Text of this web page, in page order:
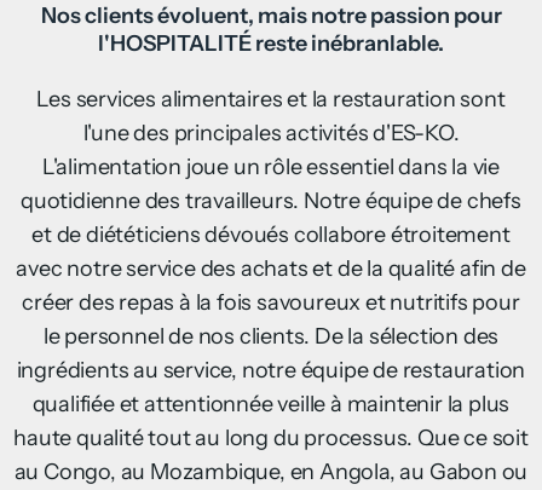
Nos clients évoluent, mais notre passion pour
l'HOSPITALITÉ reste inébranlable.
Les services alimentaires et la restauration sont
l'une des principales activités d'ES-KO.
L'alimentation joue un rôle essentiel dans la vie
quotidienne des travailleurs. Notre équipe de chefs
et de diététiciens dévoués collabore étroitement
avec notre service des achats et de la qualité afin de
créer des repas à la fois savoureux et nutritifs pour
le personnel de nos clients. De la sélection des
ingrédients au service, notre équipe de restauration
qualifiée et attentionnée veille à maintenir la plus
haute qualité tout au long du processus. Que ce soit
au Congo, au Mozambique, en Angola, au Gabon ou